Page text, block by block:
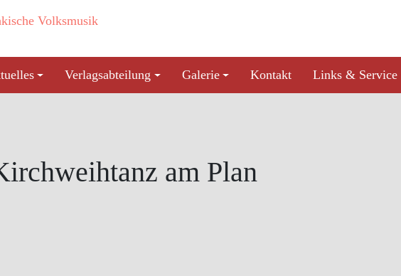
Verlagsabteilung Galerie Kontakt Links & Service
am Plan